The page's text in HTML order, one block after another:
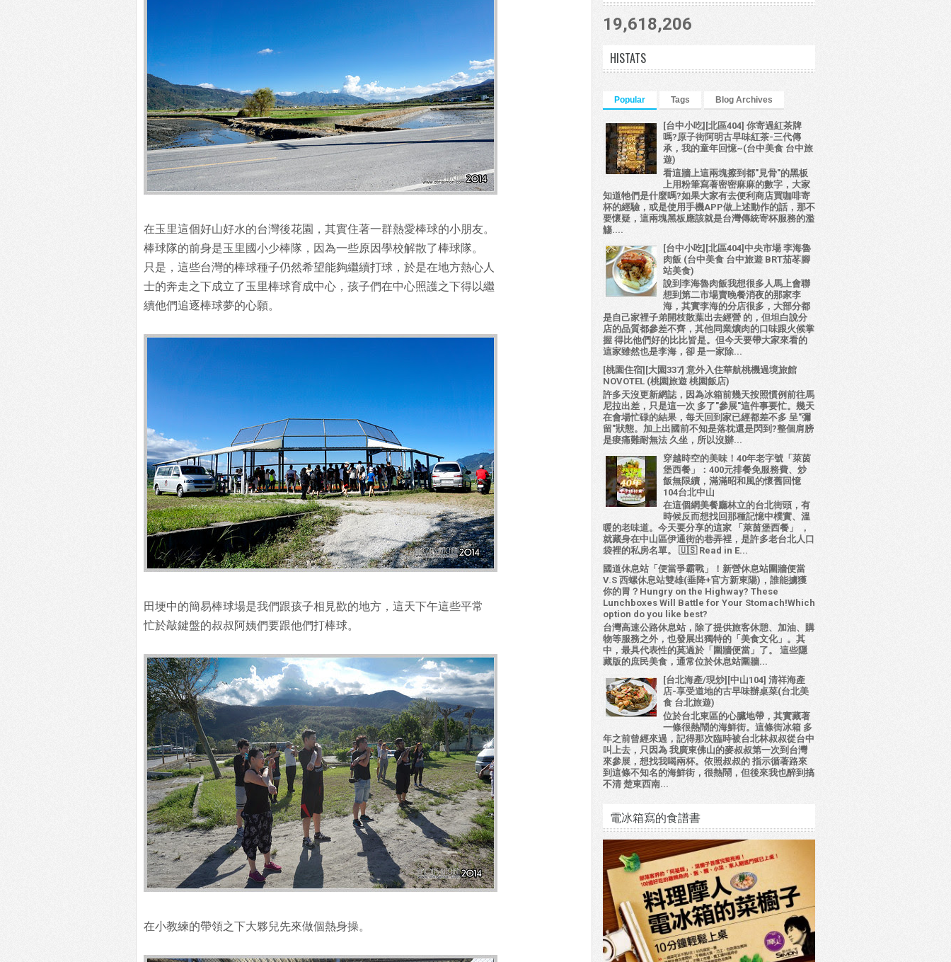
在玉里這個好山好水的台灣後花園，其實住著一群熱愛棒球的小朋友。
棒球隊的前身是玉里國小少棒隊，因為一些原因學校解散了棒球隊。
只是，這些台灣的棒球種子仍然希望能夠繼續打球，於是在地方熱心人
士的奔走之下成立了玉里棒球育成中心，孩子們在中心照護之下得以繼
續他們追逐棒球夢的心願。
田埂中的簡易棒球場是我們跟孩子相見歡的地方，這天下午這些平常
忙於敲鍵盤的叔叔阿姨們要跟他們打棒球。
在小教練的帶領之下大夥兒先來做個熱身操。
19,618,206
HISTATS
Popular Tags Blog Archives
[台中小吃][北區404] 你寄過紅茶牌
嗎?原子街阿明古早味紅茶-三代傳
承，我的童年回憶~(台中美食 台中旅
遊)
看這牆上這兩塊擦到都"見骨"的黑板
上用粉筆寫著密密麻麻的數字，大家
知道牠們是什麼嗎?如果大家有去便利商店買咖啡寄
杯的經驗，或是使用手機APP做上述動作的話，那不
要懷疑，這兩塊黑板應該就是台灣傳統寄杯服務的濫
觴....
[台中小吃][北區404]中央市場 李海魯
肉飯 (台中美食 台中旅遊 BRT茄苳腳
站美食)
說到李海魯肉飯我想很多人馬上會聯
想到第二市場賣晚餐消夜的那家李
海，其實李海的分店很多，大部分都
是自己家裡子弟開枝散葉出去經營 的，但坦白說分
店的品質都參差不齊，其他同業爌肉的口味跟火候掌
握 得比他們好的比比皆是。但今天要帶大家來看的
這家雖然也是李海，卻 是一家除...
[桃園住宿][大園337] 意外入住華航桃機過境旅館
NOVOTEL (桃園旅遊 桃園飯店)
許多天沒更新網誌，因為冰箱前幾天按照慣例前往馬
尼拉出差，只是這一次 多了"參展"這件事要忙。幾天
在會場忙碌的結果，每天回到家已經都差不多 呈"彌
留"狀態。加上出國前不知是落枕還是閃到?整個肩膀
是痠痛難耐無法 久坐，所以沒辦...
穿越時空的美味！40年老字號「萊茵
堡西餐」：400元排餐免服務費、炒
飯無限續，滿滿昭和風的懷舊回憶
104台北中山
在這個網美餐廳林立的台北街頭，有
時候反而想找回那種記憶中樸實、溫
暖的老味道。今天要分享的這家 「萊茵堡西餐」 ，
就藏身在中山區伊通街的巷弄裡，是許多老台北人口
袋裡的私房名單。 🇺🇸 Read in E...
國道休息站「便當爭霸戰」！新營休息站圍牆便當
V.S 西螺休息站雙雄(垂降+官方新東陽)，誰能擄獲
你的胃？Hungry on the Highway? These
Lunchboxes Will Battle for Your Stomach!Which
option do you like best?
台灣高速公路休息站，除了提供旅客休憩、加油、購
物等服務之外，也發展出獨特的「美食文化」。其
中，最具代表性的莫過於「圍牆便當」了。 這些隱
藏版的庶民美食，通常位於休息站圍牆...
[台北海產/現炒][中山104] 清祥海產
店-享受道地的古早味辦桌菜(台北美
食 台北旅遊)
位於台北東區的心臟地帶，其實藏著
一條很熱鬧的海鮮街。這條街冰箱 多
年之前曾經來過，記得那次臨時被台北林叔叔從台中
叫上去，只因為 我廣東佛山的麥叔叔第一次到台灣
來參展，想找我喝兩杯。依照叔叔的 指示循著路來
到這條不知名的海鮮街，很熱鬧，但後來我也醉到搞
不清 楚東西南...
電冰箱寫的食譜書